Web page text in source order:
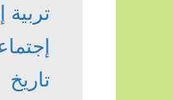
تربية
تاريخ